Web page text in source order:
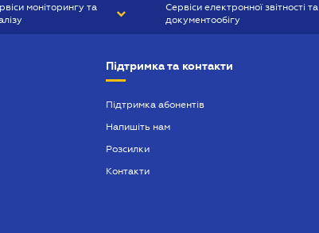
моніторингу та
Сервіси електронної звітності та
документообігу
Підтримка та контакти
Підтримка абонентів
Напишіть нам
Розсилки
Контакти